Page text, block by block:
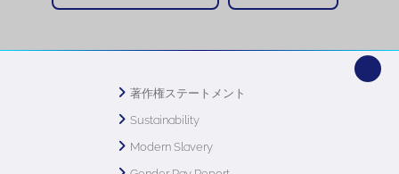
著作権ステートメント
Sustainability
Modern Slavery